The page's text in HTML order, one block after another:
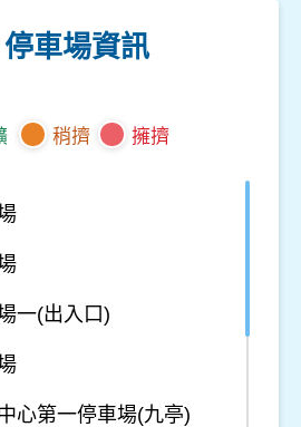
停車場資訊
稍擠 擁擠
一(出入口)
心第一停車場(九亭)